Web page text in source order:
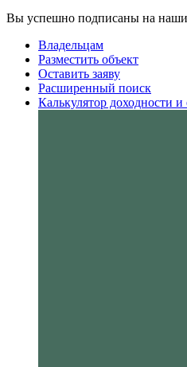
Вы успешно подписаны на
Владельцам
Разместить объект
Оставить заяву
Расширенный поиск
Калькулятор доходности и